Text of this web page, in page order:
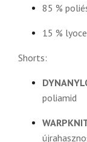
85 %
15 %
Shorts:
poliamid